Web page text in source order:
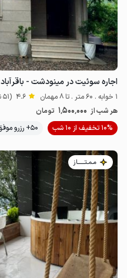
اجاره سوئیت در مینودشت - باقرآباد
1 خوابه . 60 متر . تا 8 مهمان 4.6 (51 نظر)
هر شب از 1٬500٬000 تومان
10% تخفیف از 10 شب
50+ رزرو موفق
مـمـتــــــاز